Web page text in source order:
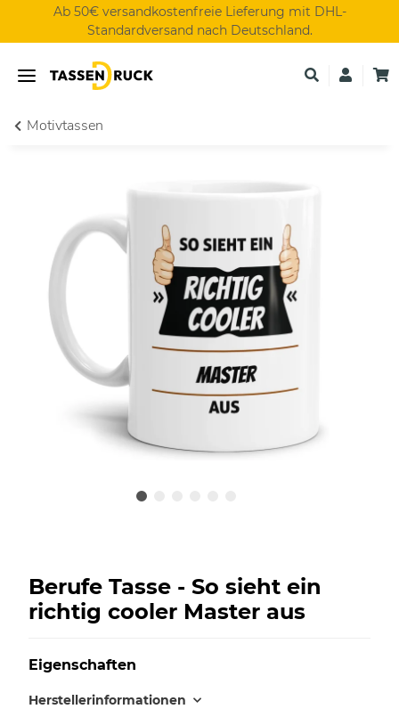
Ab 50€ versandkostenfreie Lieferung mit DHL-
Standardversand nach Deutschland.
Motivtassen
Berufe Tasse - So sieht ein
richtig cooler Master aus
Eigenschaften
Herstellerinformationen